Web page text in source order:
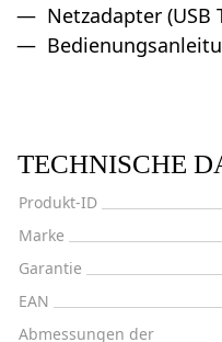
Netzadapter (USB
TECHNISCHE
Produkt-ID
Marke
Garantie
EAN
Abmessungen der